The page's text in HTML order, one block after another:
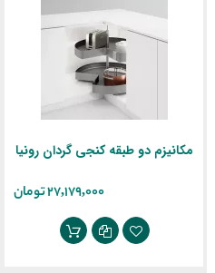
مکانیزم دو طبقه کنجی گردان رونیا
‎27,179,000 تومان